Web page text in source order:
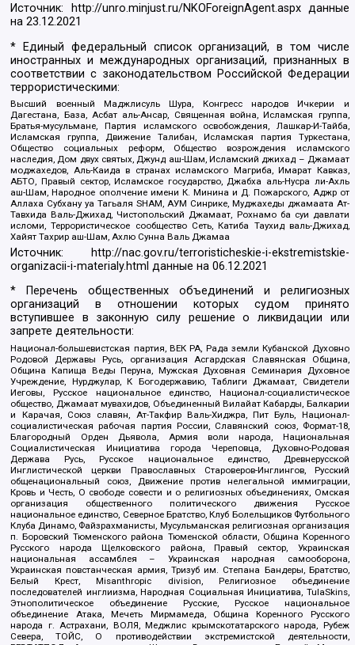
Источник: http://unro.minjust.ru/NKOForeignAgent.aspxданные
на23.12.2021
* Единый федеральный список организаций, в том числе
иностранных и международных организаций, признанных в
соответствии с законодательством Российской Федерации
террористическими:
Высший военный Маджлисуль Шура, Конгресс народов Ичкерии и
Дагестана, База, Асбат аль-Ансар, Священная война, Исламская группа,
Братья-мусульмане, Партия исламского освобождения, Лашкар-И-Тайба,
Исламская группа, Движение Талибан, Исламская партия Туркестана,
Общество социальных реформ, Общество возрождения исламского
наследия, Дом двух святых, Джунд аш-Шам, Исламский джихад – Джамаат
моджахедов, Аль-Каида в странах исламского Магриба, Имарат Кавказ,
АБТО, Правый сектор, Исламское государство, Джабха аль-Нусра ли-Ахль
аш-Шам, Народное ополчение имени К. Минина и Д. Пожарского, Аджр от
Аллаха Субхану уа Тагьаля SHAM, АУМ Синрике, Муджахеды джамаата Ат-
Тавхида Валь-Джихад, Чистопольский Джамаат, Рохнамо ба суи давлати
исломи, Террористическое сообщество Сеть, Катиба Таухид валь-Джихад,
Хайят Тахрир аш-Шам, Ахлю Сунна Валь Джамаа
Источник:
http://nac.gov.ru/terroristicheskie-i-ekstremistskie-
organizacii-i-materialy.html данные на06.12.2021
* Перечень общественных объединений и религиозных
организаций в отношении которых судом принято
вступившее в законную силу решение о ликвидации или
запрете деятельности:
Национал-большевистская партия, ВЕК РА, Рада земли Кубанской Духовно
Родовой Державы Русь, организация Асгардская Славянская Община,
Община Капища Веды Перуна, Мужская Духовная Семинария Духовное
Учреждение, Нурджулар, К Богодержавию, Таблиги Джамаат, Свидетели
Иеговы, Русское национальное единство, Национал-социалистическое
общество, Джамаат мувахидов, Объединенный Вилайат Кабарды, Балкарии
и Карачая, Союз славян, Ат-Такфир Валь-Хиджра, Пит Буль, Национал-
социалистическая рабочая партия России, Славянский союз, Формат-18,
Благородный Орден Дьявола, Армия воли народа, Национальная
Социалистическая Инициатива города Череповца, Духовно-Родовая
Держава Русь, Русское национальное единство, Древнерусской
Инглистической церкви Православных Староверов-Инглингов, Русский
общенациональный союз, Движение против нелегальной иммиграции,
Кровь и Честь, О свободе совести и о религиозных объединениях, Омская
организация общественного политического движения Русское
национальное единство, Северное Братство, Клуб Болельщиков Футбольного
Клуба Динамо, Файзрахманисты, Мусульманская религиозная организация
п. Боровский Тюменского района Тюменской области, Община Коренного
Русского народа Щелковского района, Правый сектор, Украинская
национальная ассамблея – Украинская народная самооборона,
Украинская повстанческая армия, Тризуб им. Степана Бандеры, Братство,
Белый Крест, Misanthropic division, Религиозное объединение
последователей инглиизма, Народная Социальная Инициатива, TulaSkins,
Этнополитическое объединение Русские, Русское национальное
объединение Атака, Мечеть Мирмамеда, Община Коренного Русского
народа г. Астрахани, ВОЛЯ, Меджлис крымскотатарского народа, Рубеж
Севера, ТОЙС, О противодействии экстремистской деятельности,